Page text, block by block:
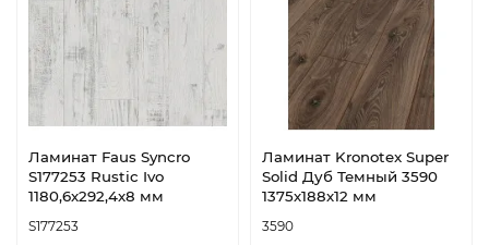
Ламинат Faus Syncro
S177253 Rustic Ivo
1180,6х292,4х8 мм
S177253
Ламинат Kronotex Super
Solid Дуб Темный 3590
1375х188х12 мм
3590